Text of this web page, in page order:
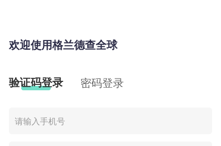
欢迎使用格兰德查全球
验证码登录 密码登录